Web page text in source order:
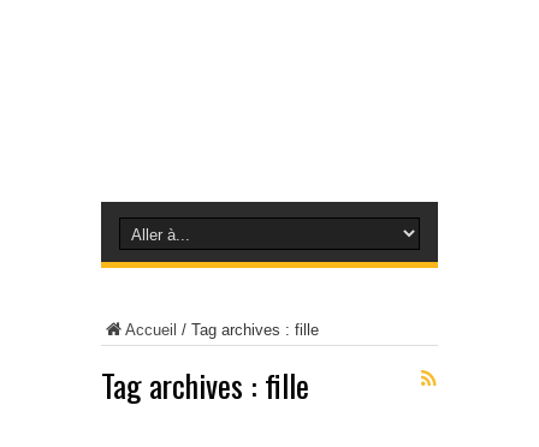
Accueil / Tag archives : fille
Tag archives : fille